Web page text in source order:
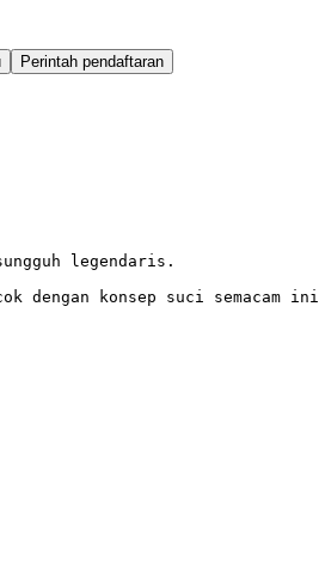
Perintah pendaftaran
legendaris.
dengan konsep suci semacam